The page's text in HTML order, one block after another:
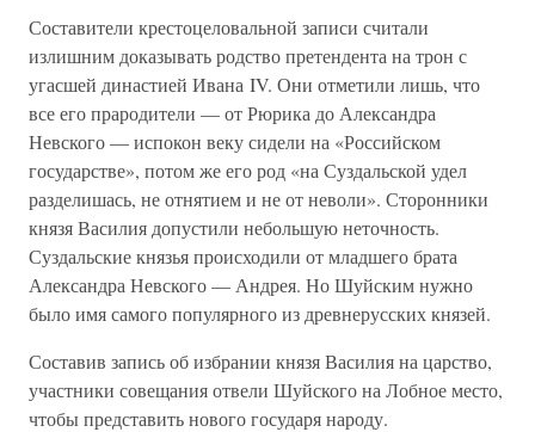
Составители крестоцеловальной записи считали
излишним доказывать родство претендента на трон с
угасшей династией Ивана IV. Они отметили лишь, что
все его прародители — от Рюрика до Александра
Невского — испокон веку сидели на «Российском
государстве», потом же его род «на Суздальской удел
разделишась, не отнятием и не от неволи». Сторонники
князя Василия допустили небольшую неточность.
Суздальские князья происходили от младшего брата
Александра Невского — Андрея. Но Шуйским нужно
было имя самого популярного из древнерусских князей.
Составив запись об избрании князя Василия на царство,
участники совещания отвели Шуйского на Лобное место,
чтобы представить нового государя народу.